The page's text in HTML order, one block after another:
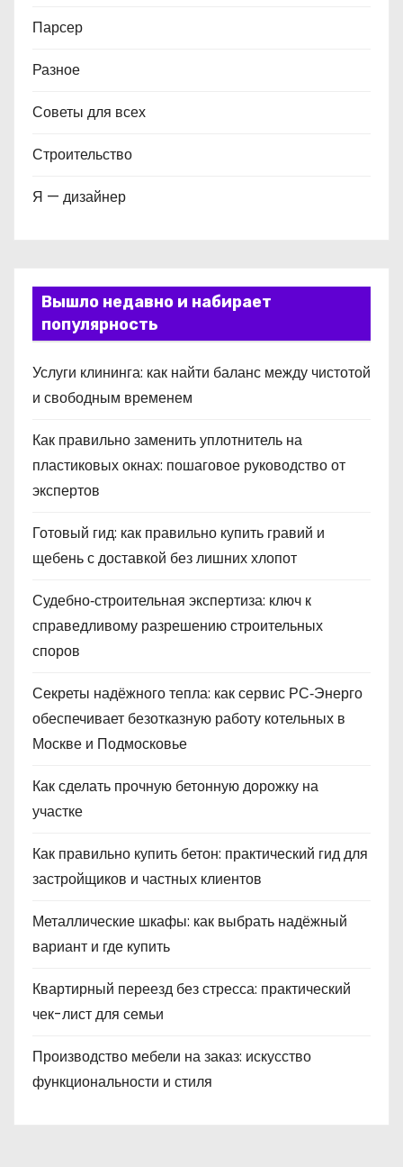
Парсер
Разное
Советы для всех
Строительство
Я — дизайнер
Вышло недавно и набирает
популярность
Услуги клининга: как найти баланс между чистотой
и свободным временем
Как правильно заменить уплотнитель на
пластиковых окнах: пошаговое руководство от
экспертов
Готовый гид: как правильно купить гравий и
щебень с доставкой без лишних хлопот
Судебно‑строительная экспертиза: ключ к
справедливому разрешению строительных
споров
Секреты надёжного тепла: как сервис РС‑Энерго
обеспечивает безотказную работу котельных в
Москве и Подмосковье
Как сделать прочную бетонную дорожку на
участке
Как правильно купить бетон: практический гид для
застройщиков и частных клиентов
Металлические шкафы: как выбрать надёжный
вариант и где купить
Квартирный переезд без стресса: практический
чек-лист для семьи
Производство мебели на заказ: искусство
функциональности и стиля